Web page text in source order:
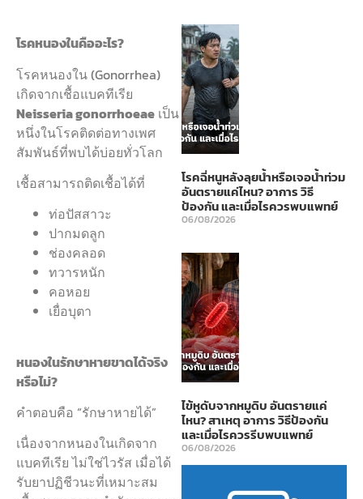
โรคหนองในคืออะไร?
โรคหนองใน (Gonorrhea)
เกิดจากเชื้อแบคทีเรีย
Neisseria gonorrhoeae เป็น
หนึ่งในโรคติดต่อทางเพศ
สัมพันธ์ที่พบได้บ่อยทั่วโลก
เชื้อสามารถติดเชื้อได้ที่
ท่อปัสสาวะ
ปากมดลูก
ช่องคลอด
ทวารหนัก
คอหอย
เยื่อบุตา
หนองในรักษาหายขาดได้จริง
หรือไม่?
คำตอบคือ “รักษาหายได้”
เนื่องจากหนองในเกิดจาก
แบคทีเรีย ไม่ใช่ไวรัส เมื่อได้
รับยาปฏิชีวนะที่เหมาะสม
โรคฉี่หนูหลังลุยน้ำหรือเจอน้ำท่วม
อันตรายแค่ไหน? อาการ วิธี
ป้องกัน และเมื่อไรควรพบแพทย์
06/08/2026
ไข้หูดับจากหมูดิบ อันตรายแค่
ไหน? สาเหตุ อาการ วิธีป้องกัน
และเมื่อไรควรรีบพบแพทย์
06/08/2026